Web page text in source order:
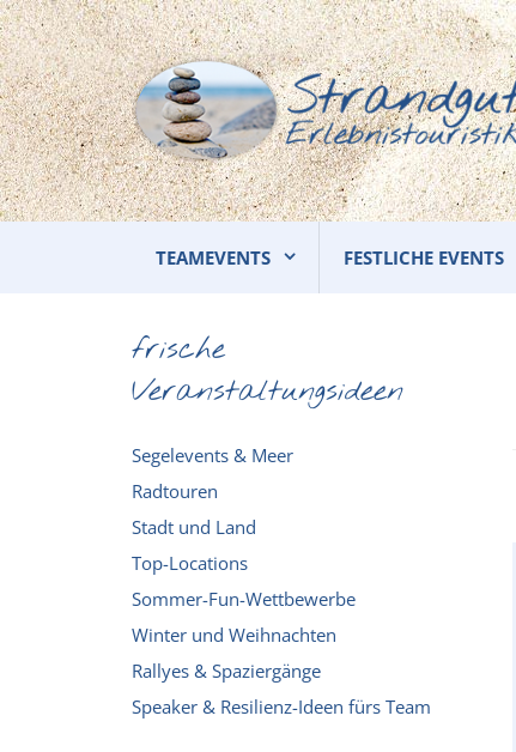
TEAMEVENTS FESTLICHE EVENTS
frische
Veranstaltungsideen
Segelevents & Meer
Radtouren
Stadt und Land
Top-Locations
Sommer-Fun-Wettbewerbe
Winter und Weihnachten
Rallyes & Spaziergänge
Speaker & Resilienz-Ideen fürs Team